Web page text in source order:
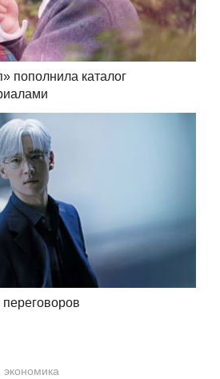
пополнила каталог